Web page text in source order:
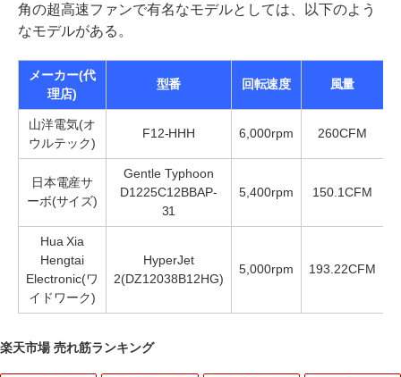
角の超高速ファンで有名なモデルとしては、以下のよう
なモデルがある。
メーカー(代
理店)
型番 回転速度 風量
山洋電気(オ
ウルテック)
F12-HHH 6,000rpm 260CFM
日本電産サ
ーボ(サイズ)
Gentle Typhoon
D1225C12BBAP-
31
5,400rpm 150.1CFM
Hua Xia
Hengtai
Electronic(ワ
イドワーク)
HyperJet
2(DZ12038B12HG)
5,000rpm 193.22CFM
楽天市場 売れ筋ランキング